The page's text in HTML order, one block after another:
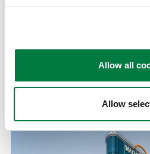
Allow all
Allow
力資源管理的企業端應用軟體
為該公司提供的一站式人力資
企業排行(Fortune500)中的企